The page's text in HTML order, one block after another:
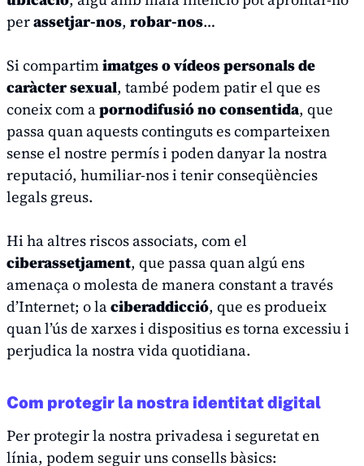
perassetjar-nos, robar-nos…
Si compartimimatges o vídeos personals de
caràcter sexual, també podem patir el que es
coneix com apornodifusió no consentida, que
passa quan aquests continguts es comparteixen
sense el nostre permís i poden danyar la nostra
reputació, humiliar-nos i tenir conseqüències
legals greus.
Hi ha altres riscos associats, com el
ciberassetjament, que passa quan algú ens
amenaça o molesta de manera constant a través
d’Internet; o laciberaddicció, que es produeix
quan l’ús de xarxes i dispositius es torna excessiu i
perjudica la nostra vida quotidiana.
Com protegir la nostra identitat digital
Per protegir la nostra privadesa i seguretat en
línia, podem seguir uns consells bàsics: